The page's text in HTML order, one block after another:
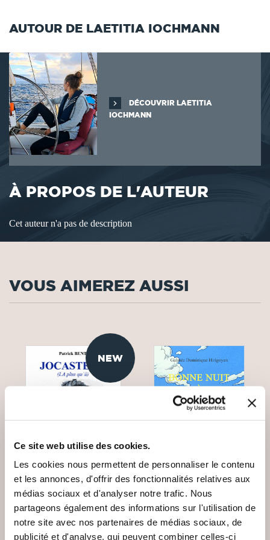
Ce site web utilise des cookies.
Les cookies nous permettent de personnaliser le contenu
et les annonces, d'offrir des fonctionnalités relatives aux
médias sociaux et d'analyser notre trafic. Nous
partageons également des informations sur l'utilisation de
notre site avec nos partenaires de médias sociaux, de
publicité et d'analyse, qui peuvent combiner celles-ci
AUTOUR DE LAETITIA IOCHMANN
DÉCOUVRIR LAETITIA
IOCHMANN
À PROPOS DE L'AUTEUR
Cet auteur n'a pas de description
VOUS AIMEREZ AUSSI
NEW
(0 avis)
Patrick BENT
(2 avis)
Galatée Dominique
HIRIGOYEN